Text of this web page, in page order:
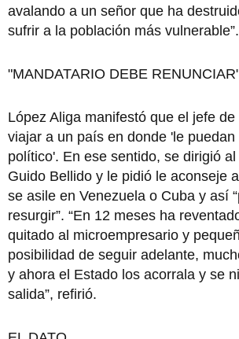
avalando a un señor que ha
sufrir a la población más vulnerable”.
"MANDATARIO DEBE
López Aliga manifestó que el jefe
viajar a un país en donde 'le puedan
político'. En ese sentido, se dirigió
Guido Bellido y le pidió le aconseje
se asile en Venezuela o Cuba y así
resurgir”. “En 12 meses ha
quitado al microempresario y
posibilidad de seguir adelante,
y ahora el Estado los acorrala y se
salida”, refirió.